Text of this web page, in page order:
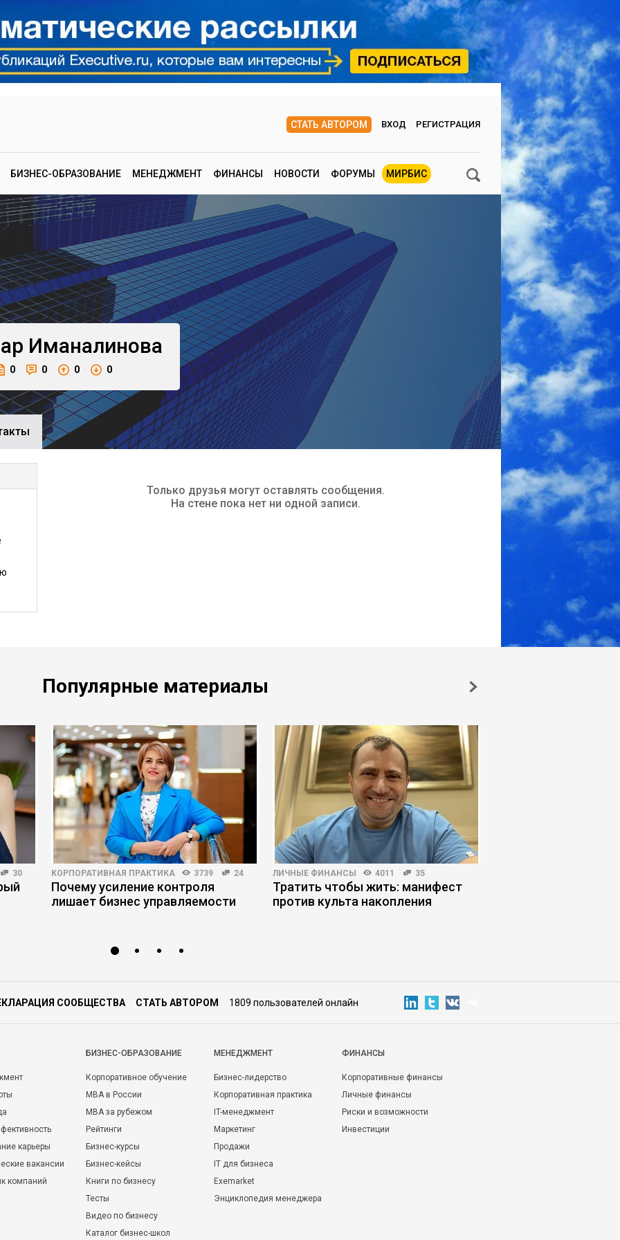
СТАТЬ АВТОРОМ ВХОД РЕГИСТРАЦИЯ
БИЗНЕС-ОБРАЗОВАНИЕ МЕНЕДЖМЕНТ ФИНАНСЫ НОВОСТИ ФОРУМЫ МИРБИС
Иманалинова
0 0 0 0
Только друзья могут оставлять сообщения.
На стене пока нет ни одной записи.
Популярные материалы
30 КОРПОРАТИВНАЯ ПРАКТИКА 3739 24
Почему усиление контроля
лишает бизнес управляемости
ЛИЧНЫЕ ФИНАНСЫ 4011 35
Тратить чтобы жить: манифест
против культа накопления
СООБЩЕСТВА СТАТЬ АВТОРОМ 1809 пользователей онлайн
карьеры
вакансии
компаний
БИЗНЕС-ОБРАЗОВАНИЕ
Корпоративное обучение
MBA в России
MBA за рубежом
Рейтинги
Бизнес-курсы
Бизнес-кейсы
Книги по бизнесу
Тесты
Видео по бизнесу
Каталог бизнес-школ
МЕНЕДЖМЕНТ
Бизнес-лидерство
Корпоративная практика
IT-менеджмент
Маркетинг
Продажи
IT для бизнеса
Exemarket
Энциклопедия менеджера
ФИНАНСЫ
Корпоративные финансы
Личные финансы
Риски и возможности
Инвестиции